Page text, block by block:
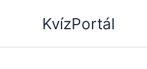
KvízPortál